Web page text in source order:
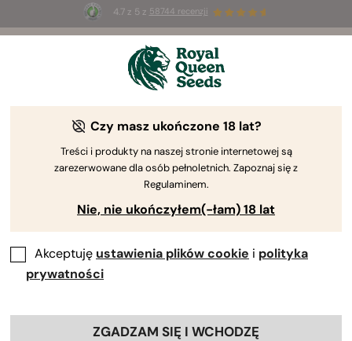
4.7 z 5 z 58744 recenzji
3 nasiona White Widow Auto
Czy masz ukończone 18 lat?
Treści i produkty na naszej stronie internetowej są
zarezerwowane dla osób pełnoletnich. Zapoznaj się z
Regulaminem.
Nie, nie ukończyłem(-łam) 18 lat
Akceptuję ustawienia plików cookie i polityka
prywatności
ZGADZAM SIĘ I WCHODZĘ